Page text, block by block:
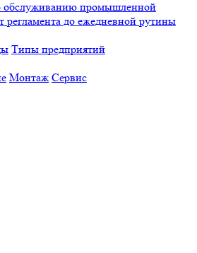
обслуживанию промышленной
регламента до ежедневной рутины
Типы предприятий
Монтаж Сервис